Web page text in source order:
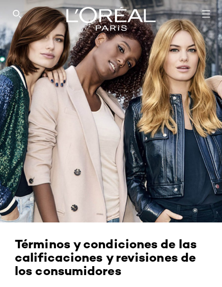
SEARCH THIS SITE
Términos y condiciones de las
calificaciones y revisiones de
los consumidores